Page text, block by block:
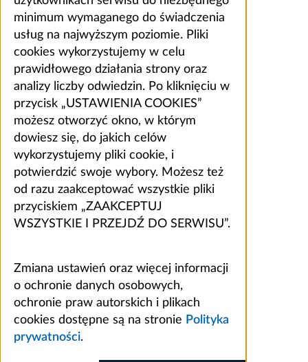
minimum wymaganego do świadczenia
usług na najwyższym poziomie. Pliki
cookies wykorzystujemy w celu
prawidłowego działania strony oraz
analizy liczby odwiedzin. Po kliknięciu w
przycisk „USTAWIENIA COOKIES”
możesz otworzyć okno, w którym
dowiesz się, do jakich celów
wykorzystujemy pliki cookie, i
potwierdzić swoje wybory. Możesz też
od razu zaakceptować wszystkie pliki
przyciskiem „ZAAKCEPTUJ
WSZYSTKIE I PRZEJDŹ DO SERWISU”.
Zmiana ustawień oraz więcej informacji
o ochronie danych osobowych,
ochronie praw autorskich i plikach
cookies dostępne są na stronie Polityka
prywatności.